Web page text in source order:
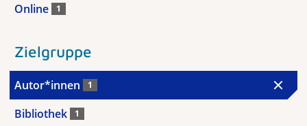
Online 1
Zielgruppe
Autor*innen 1
Bibliothek 1